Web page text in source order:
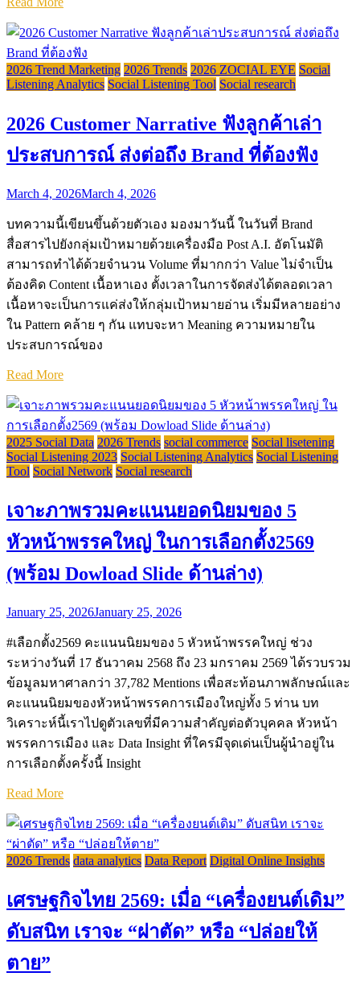
2026 Trend Marketing 2026 Trends 2026 ZOCIAL EYE Social
Listening Analytics Social Listening Tool Social research
2026 Customer Narrative ฟังลูกค้าเล่า
ประสบการณ์ ส่งต่อถึง Brand ที่ต้องฟัง
March 4, 2026March 4, 2026
บทความนี้เขียนขึ้นด้วยตัวเอง มองมาวันนี้ ในวันที่ Brand
สื่อสารไปยังกลุ่มเป้าหมายด้วยเครื่องมือ Post A.I. อัตโนมัติ
สามารถทำได้ด้วยจำนวน Volume ที่มากกว่า Value ไม่จำเป็น
ต้องคิด Content เนื้อหาเอง ตั้งเวลาในการจัดส่งได้ตลอดเวลา
เนื้อหาจะเป็นการแค่ส่งให้กลุ่มเป้าหมายอ่าน เริ่มมีหลายอย่าง
ใน Pattern คล้าย ๆ กัน แทบจะหา Meaning ความหมายใน
ประสบการณ์ของ
Read More
2025 Social Data 2026 Trends social commerce Social lisetening
Social Listening 2023 Social Listening Analytics Social Listening
Tool Social Network Social research
เจาะภาพรวมคะแนนยอดนิยมของ 5
หัวหน้าพรรคใหญ่ ในการเลือกตั้ง2569
(พร้อม Dowload Slide ด้านล่าง)
January 25, 2026January 25, 2026
#เลือกตั้ง2569 คะแนนนิยมของ 5 หัวหน้าพรรคใหญ่ ช่วง
ระหว่างวันที่ 17 ธันวาคม 2568 ถึง 23 มกราคม 2569 ได้รวบรวม
ข้อมูลมหาศาลกว่า 37,782 Mentions เพื่อสะท้อนภาพลักษณ์และ
คะแนนนิยมของหัวหน้าพรรคการเมืองใหญ่ทั้ง 5 ท่าน บท
วิเคราะห์นี้เราไปดูตัวเลขที่มีความสำคัญต่อตัวบุคคล หัวหน้า
พรรคการเมือง และ Data Insight ที่ใครมีจุดเด่นเป็นผู้นำอยู่ใน
การเลือกตั้งครั้งนี้ Insight
Read More
2026 Trends data analytics Data Report Digital Online Insights
เศรษฐกิจไทย 2569: เมื่อ “เครื่องยนต์เดิม”
ดับสนิท เราจะ “ผ่าตัด” หรือ “ปล่อยให้
ตาย”